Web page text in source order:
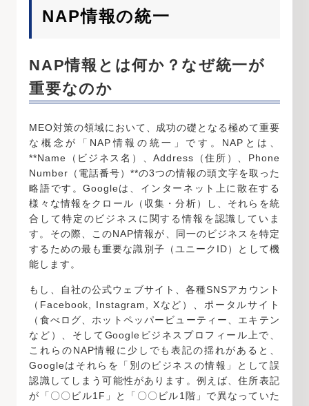
NAP情報の統一
NAP情報とは何か？なぜ統一が
重要なのか
MEO対策の領域において、成功の礎となる極めて重要
な概念が「NAP情報の統一」です。NAPとは、
**Name（ビジネス名）、Address（住所）、Phone
Number（電話番号）**の3つの情報の頭文字を取った
略語です。Googleは、インターネット上に散在する
様々な情報をクロール（収集・分析）し、それらを統
合して特定のビジネスに関する情報を認識していま
す。その際、このNAP情報が、同一のビジネスを特定
するための最も重要な識別子（ユニークID）として機
能します。
もし、自社の公式ウェブサイト、各種SNSアカウント
（Facebook, Instagram, Xなど）、ポータルサイト
（食べログ、ホットペッパービューティー、エキテン
など）、そしてGoogleビジネスプロフィール上で、
これらのNAP情報に少しでも表記の揺れがあると、
Googleはそれらを「別のビジネスの情報」として誤
認識してしまう可能性があります。例えば、住所表記
が「〇〇ビル1F」と「〇〇ビル1階」で異なっていた